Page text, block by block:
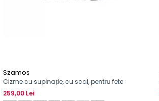
Szamos
Cizme cu supinație, cu scai, pentru fete
259,00 Lei